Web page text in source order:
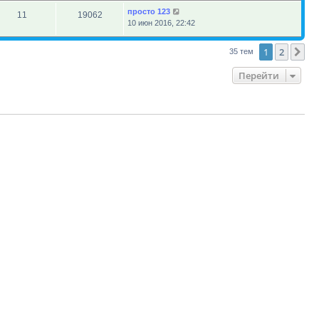
11 19062
просто 123
10 июн 2016, 22:42
35 тем 1 2
Перейти